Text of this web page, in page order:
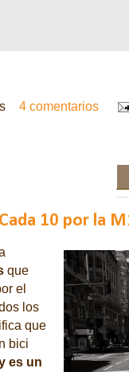
4 comentarios
10 por la
que
el
los
que
bici
es un